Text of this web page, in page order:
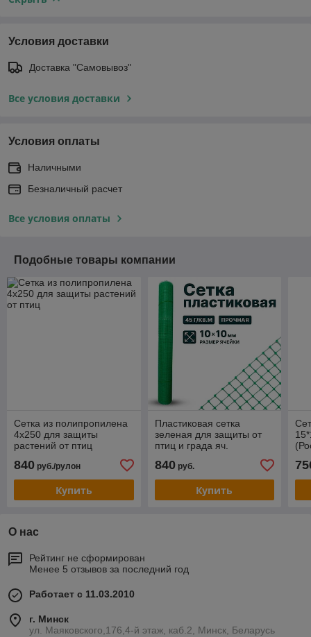
Условия доставки
Доставка "Самовывоз"
Все условия доставки
Условия оплаты
Наличными
Безналичный расчет
Все условия оплаты
Подобные товары компании
Сетка из полипропилена
4х250 для защиты
растений от птиц
840 руб./рулон
Купить
Пластиковая сетка
зеленая для защиты от
птиц и града яч.
10х10мм, рулон 4х250 м
840руб.
Купить
О нас
Рейтинг не сформирован
Менее 5 отзывов за последний год
Работает с 11.03.2010
г. Минск
ул. Маяковского,176,4-й этаж, каб.2, Минск, Беларусь